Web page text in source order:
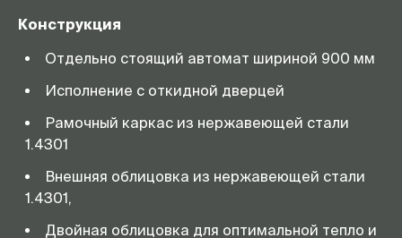
Конструкция
Отдельно стоящий автомат шириной 900 мм
Исполнение с откидной дверцей
Рамочный каркас из нержавеющей стали
1.4301
Внешняя облицовка из нержавеющей стали
1.4301,
Двойная облицовка для оптимальной тепло и